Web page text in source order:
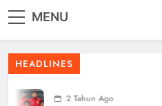
Pinjaman dari Barcelona
Trabzonspor Mulai Negosiasi
Medis Dijadwalkan 5 Agustus
Malang United U-13 Juara Piala
2026, Siap Tatap Putaran Provinsi
MENU
HEADLINES
2 Tahun Ago